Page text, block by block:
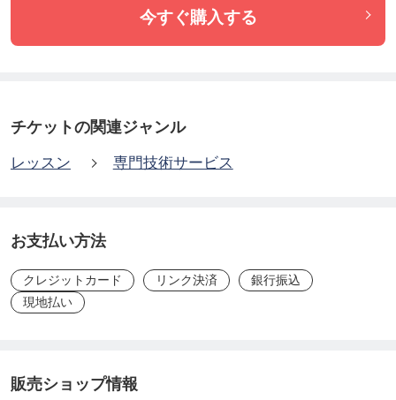
今すぐ購入する
チケットの関連ジャンル
レッスン 専門技術サービス
お支払い方法
クレジットカード リンク決済
銀行振込
現地払い
販売ショップ情報